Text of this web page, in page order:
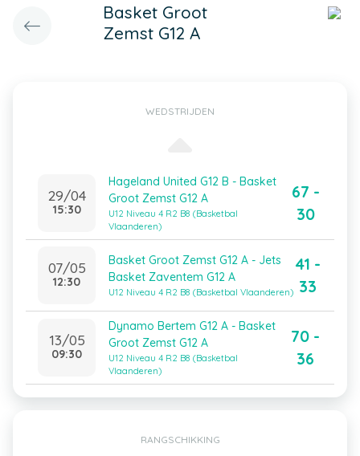
Basket Groot
Zemst G12 A
WEDSTRIJDEN
29/04
15:30
Hageland United G12 B - Basket
Groot Zemst G12 A
U12 Niveau 4 R2 B8 (Basketbal
Vlaanderen)
67 -
30
07/05
12:30
Basket Groot Zemst G12 A - Jets
Basket Zaventem G12 A
U12 Niveau 4 R2 B8 (Basketbal Vlaanderen)
41 -
33
13/05
09:30
Dynamo Bertem G12 A - Basket
Groot Zemst G12 A
U12 Niveau 4 R2 B8 (Basketbal
Vlaanderen)
70 -
36
RANGSCHIKKING